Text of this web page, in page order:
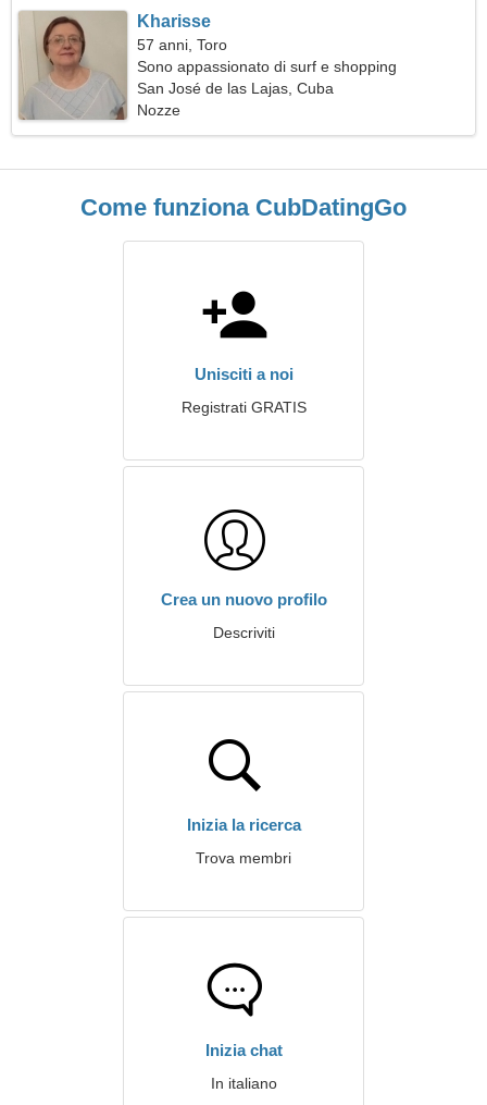
Kharisse
57 anni, Toro
Sono appassionato di surf e shopping
San José de las Lajas, Cuba
Nozze
Come funziona CubDatingGo
Unisciti a noi
Registrati GRATIS
Crea un nuovo profilo
Descriviti
Inizia la ricerca
Trova membri
Inizia chat
In italiano